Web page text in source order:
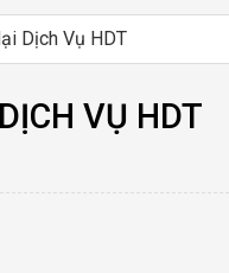
Dịch Vụ HDT
VỤ HDT